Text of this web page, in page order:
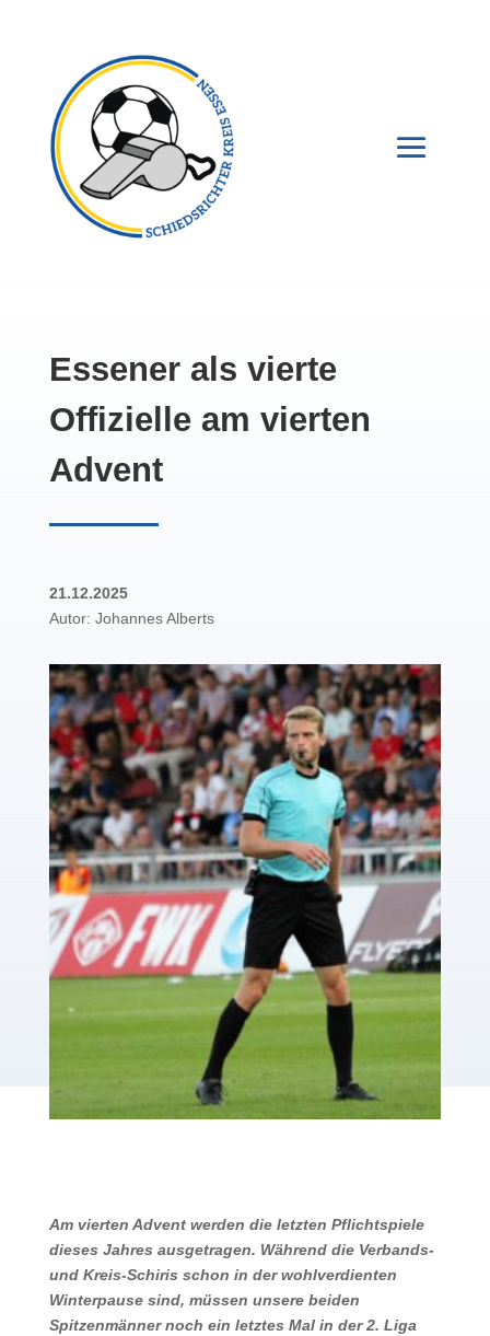
Essener als vierte
Offizielle am vierten
Advent
21.12.2025
Autor: Johannes Alberts
Am vierten Advent werden die letzten Pflichtspiele
dieses Jahres ausgetragen. Während die Verbands-
und Kreis-Schiris schon in der wohlverdienten
Winterpause sind, müssen unsere beiden
Spitzenmänner noch ein letztes Mal in der 2. Liga